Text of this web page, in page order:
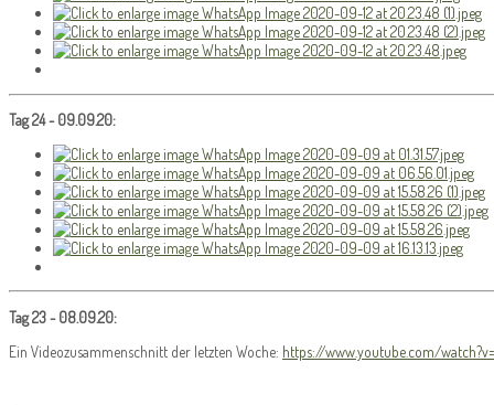
Tag 24 - 09.09.20:
Tag 23 - 08.09.20:
Ein Videozusammenschnitt der letzten Woche: https://www.youtube.com/